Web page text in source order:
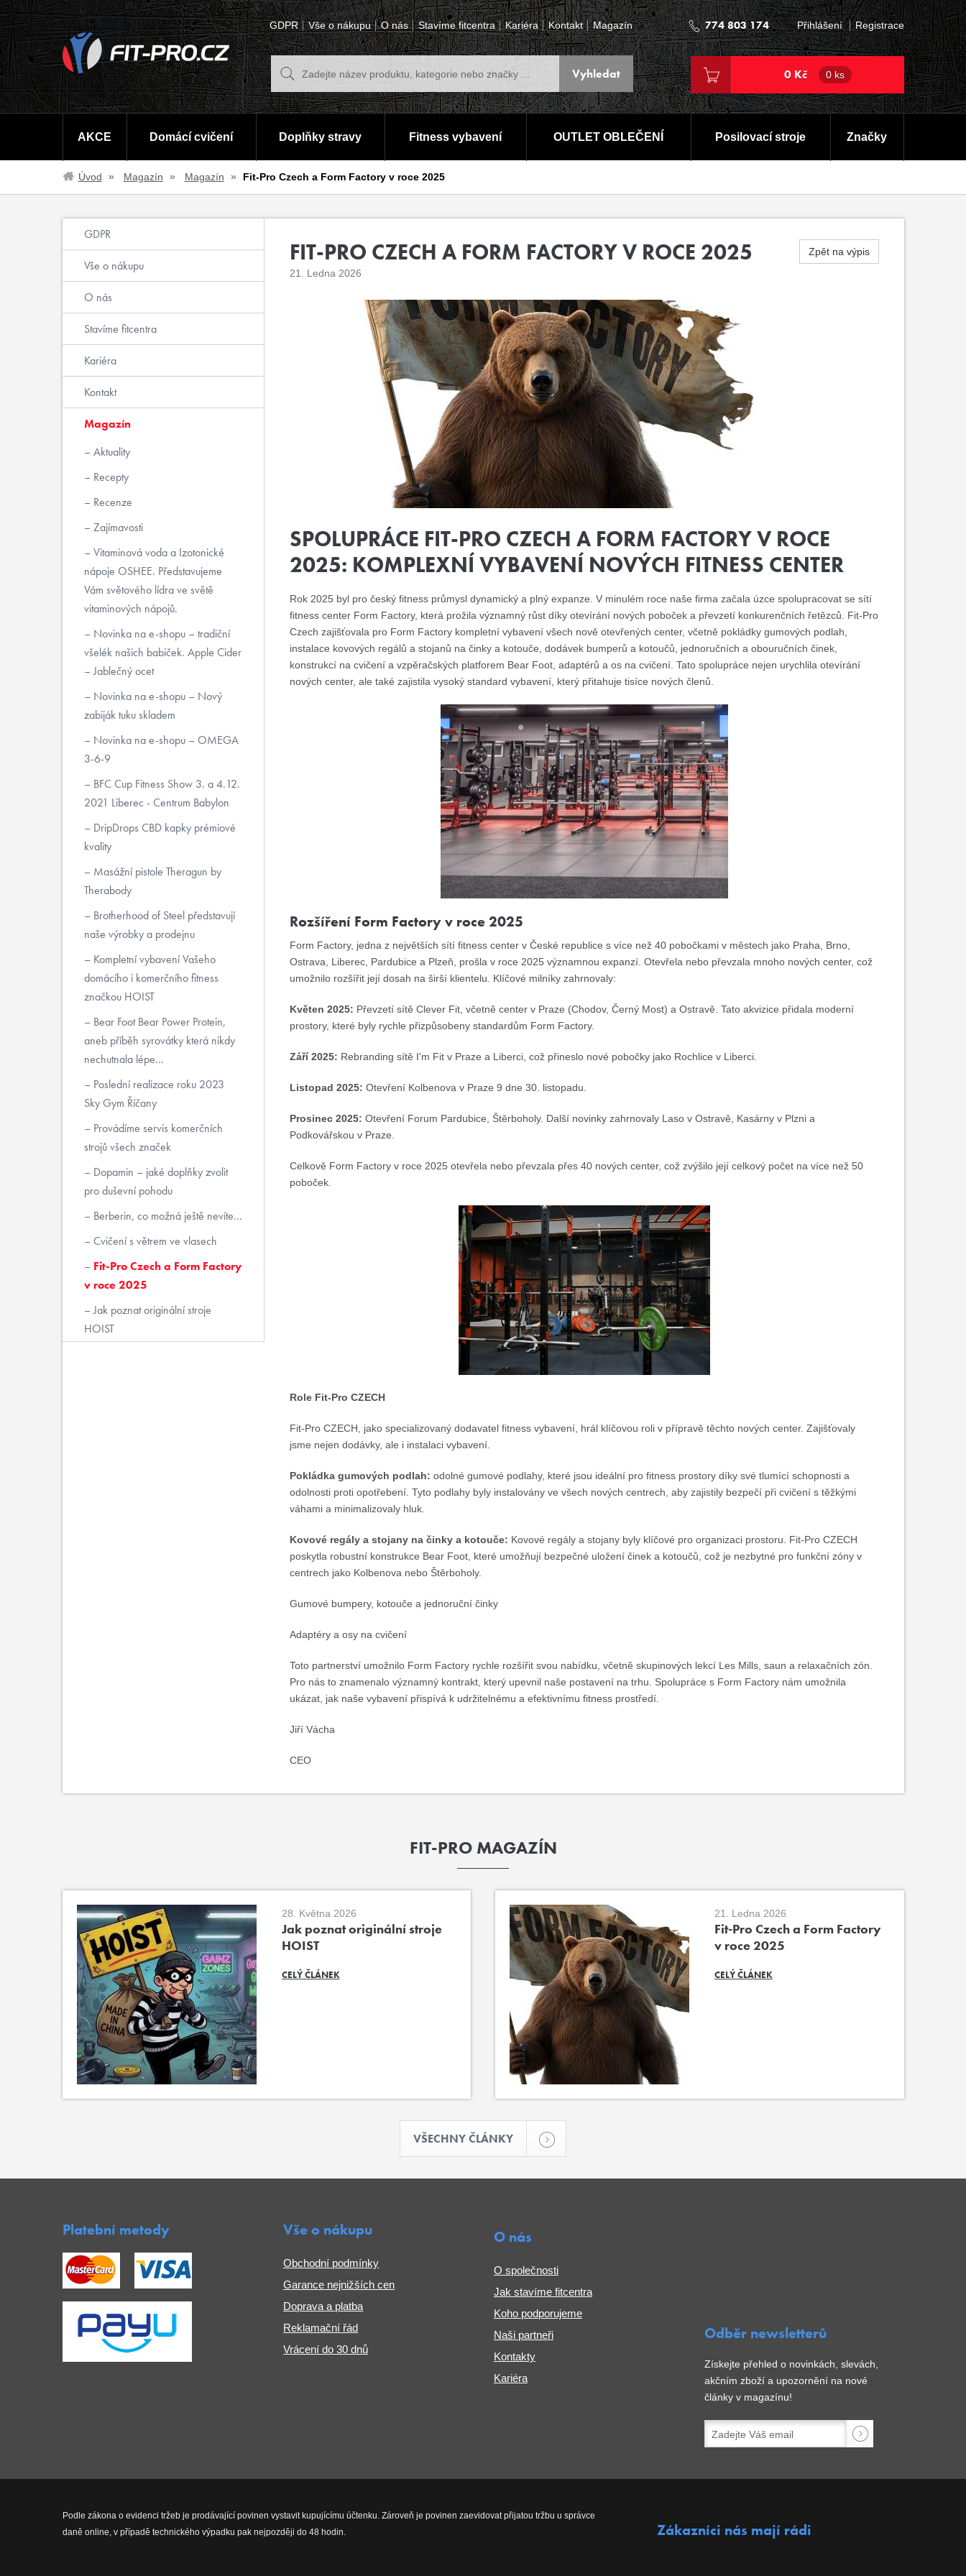
GDPR Vše o nákupu O nás Stavíme fitcentra Kariéra Kontakt Magazín 774 803 174 Přihlášení Registrace
0 Kč 0 ks
AKCE Domácí cvičení Doplňky stravy Fitness vybavení OUTLET OBLEČENÍ Posilovací stroje Značky
Úvod Magazín Magazín Fit-Pro Czech a Form Factory v roce 2025
Zpět na výpis
FIT-PRO CZECH A FORM FACTORY V ROCE 2025
21. Ledna 2026
SPOLUPRÁCE FIT-PRO CZECH A FORM FACTORY V ROCE
2025: KOMPLEXNÍ VYBAVENÍ NOVÝCH FITNESS CENTER
Rok 2025 byl pro český fitness průmysl dynamický a plný expanze. V minulém roce naše firma začala úzce spolupracovat se sítí
fitness center Form Factory, která prožila významný růst díky otevírání nových poboček a převzetí konkurenčních řetězců. Fit-Pro
Czech zajišťovala pro Form Factory kompletní vybavení všech nově otevřených center, včetně pokládky gumových podlah,
instalace kovových regálů a stojanů na činky a kotouče, dodávek bumperů a kotoučů, jednoručních a obouručních činek,
konstrukcí na cvičení a vzpěračských platforem Bear Foot, adaptérů a os na cvičení. Tato spolupráce nejen urychlila otevírání
nových center, ale také zajistila vysoký standard vybavení, který přitahuje tisíce nových členů.
Rozšíření Form Factory v roce 2025
Form Factory, jedna z největších sítí fitness center v České republice s více než 40 pobočkami v městech jako Praha, Brno,
Ostrava, Liberec, Pardubice a Plzeň, prošla v roce 2025 významnou expanzí. Otevřela nebo převzala mnoho nových center, což
umožnilo rozšířit její dosah na širší klientelu. Klíčové milníky zahrnovaly:
Květen 2025: Převzetí sítě Clever Fit, včetně center v Praze (Chodov, Černý Most) a Ostravě. Tato akvizice přidala moderní
prostory, které byly rychle přizpůsobeny standardům Form Factory.
Září 2025: Rebranding sítě I'm Fit v Praze a Liberci, což přineslo nové pobočky jako Rochlice v Liberci.
Listopad 2025: Otevření Kolbenova v Praze 9 dne 30. listopadu.
Prosinec 2025: Otevření Forum Pardubice, Štěrboholy. Další novinky zahrnovaly Laso v Ostravě, Kasárny v Plzni a
Podkovářskou v Praze.
Celkově Form Factory v roce 2025 otevřela nebo převzala přes 40 nových center, což zvýšilo její celkový počet na více než 50
poboček.
Role Fit-Pro CZECH
Fit-Pro CZECH, jako specializovaný dodavatel fitness vybavení, hrál klíčovou roli v přípravě těchto nových center. Zajišťovaly
jsme nejen dodávky, ale i instalaci vybavení.
Pokládka gumových podlah: odolné gumové podlahy, které jsou ideální pro fitness prostory díky své tlumící schopnosti a
odolnosti proti opotřebení. Tyto podlahy byly instalovány ve všech nových centrech, aby zajistily bezpečí při cvičení s těžkými
váhami a minimalizovaly hluk.
Kovové regály a stojany na činky a kotouče: Kovové regály a stojany byly klíčové pro organizaci prostoru. Fit-Pro CZECH
poskytla robustní konstrukce Bear Foot, které umožňují bezpečné uložení činek a kotoučů, což je nezbytné pro funkční zóny v
centrech jako Kolbenova nebo Štěrboholy.
Gumové bumpery, kotouče a jednoruční činky
Adaptéry a osy na cvičení
Toto partnerství umožnilo Form Factory rychle rozšířit svou nabídku, včetně skupinových lekcí Les Mills, saun a relaxačních zón.
Pro nás to znamenalo významný kontrakt, který upevnil naše postavení na trhu. Spolupráce s Form Factory nám umožnila
ukázat, jak naše vybavení přispívá k udržitelnému a efektivnímu fitness prostředí.
Jiří Vácha
CEO
GDPR
Vše o nákupu
O nás
Stavíme fitcentra
Kariéra
Kontakt
Magazín
Aktuality
Recepty
Recenze
Zajímavosti
Vitaminová voda a Izotonické
nápoje OSHEE. Představujeme
Vám světového lídra ve světě
vitaminových nápojů.
Novinka na e-shopu – tradiční
všelék našich babiček. Apple Cider
– Jablečný ocet
Novinka na e-shopu – Nový
zabiják tuku skladem
Novinka na e-shopu – OMEGA
3-6-9
BFC Cup Fitness Show 3. a 4.12.
2021 Liberec - Centrum Babylon
DripDrops CBD kapky prémiové
kvality
Masážní pistole Theragun by
Therabody
Brotherhood of Steel představují
naše výrobky a prodejnu
Kompletní vybavení Vašeho
domácího i komerčního fitness
značkou HOIST
Bear Foot Bear Power Protein,
aneb příběh syrovátky která nikdy
nechutnala lépe...
Poslední realizace roku 2023
Sky Gym Říčany
Provádíme servis komerčních
strojů všech značek
Dopamin – jaké doplňky zvolit
pro duševní pohodu
Berberin, co možná ještě nevíte...
Cvičení s větrem ve vlasech
Fit-Pro Czech a Form Factory
v roce 2025
Jak poznat originální stroje
HOIST
FIT-PRO MAGAZÍN
28. Května 2026
Jak poznat originální stroje
HOIST
CELÝ ČLÁNEK
21. Ledna 2026
Fit-Pro Czech a Form Factory
v roce 2025
CELÝ ČLÁNEK
VŠECHNY ČLÁNKY
Platební metody Vše o nákupu
Obchodní podmínky
Garance nejnižších cen
Doprava a platba
Reklamační řád
Vrácení do 30 dnů
O nás
O společnosti
Jak stavíme fitcentra
Koho podporujeme
Naši partneři
Kontakty
Kariéra
Odběr newsletterů
Získejte přehled o novinkách, slevách,
akčním zboží a upozornění na nové
články v magazínu!
Podle zákona o evidenci tržeb je prodávající povinen vystavit kupujícímu účtenku. Zároveň je povinen zaevidovat přijatou tržbu u správce
daně online, v případě technického výpadku pak nejpozději do 48 hodin.
Zákazníci nás mají rádi